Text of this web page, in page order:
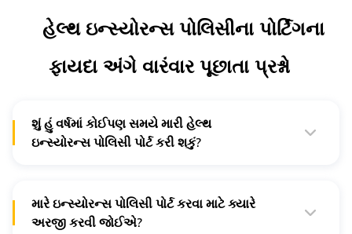
હેલ્થ ઇન્સ્યોરન્સ પોલિસીના પોર્ટિંગના
ફાયદા અંગે વારંવાર પૂછાતા પ્રશ્નો
શું હું વર્ષમાં કોઈપણ સમયે મારી હેલ્થ
ઇન્સ્યોરન્સ પોલિસી પોર્ટ કરી શકું?
મારે ઇન્સ્યોરન્સ પોલિસી પોર્ટ કરવા માટે ક્યારે
અરજી કરવી જોઈએ?